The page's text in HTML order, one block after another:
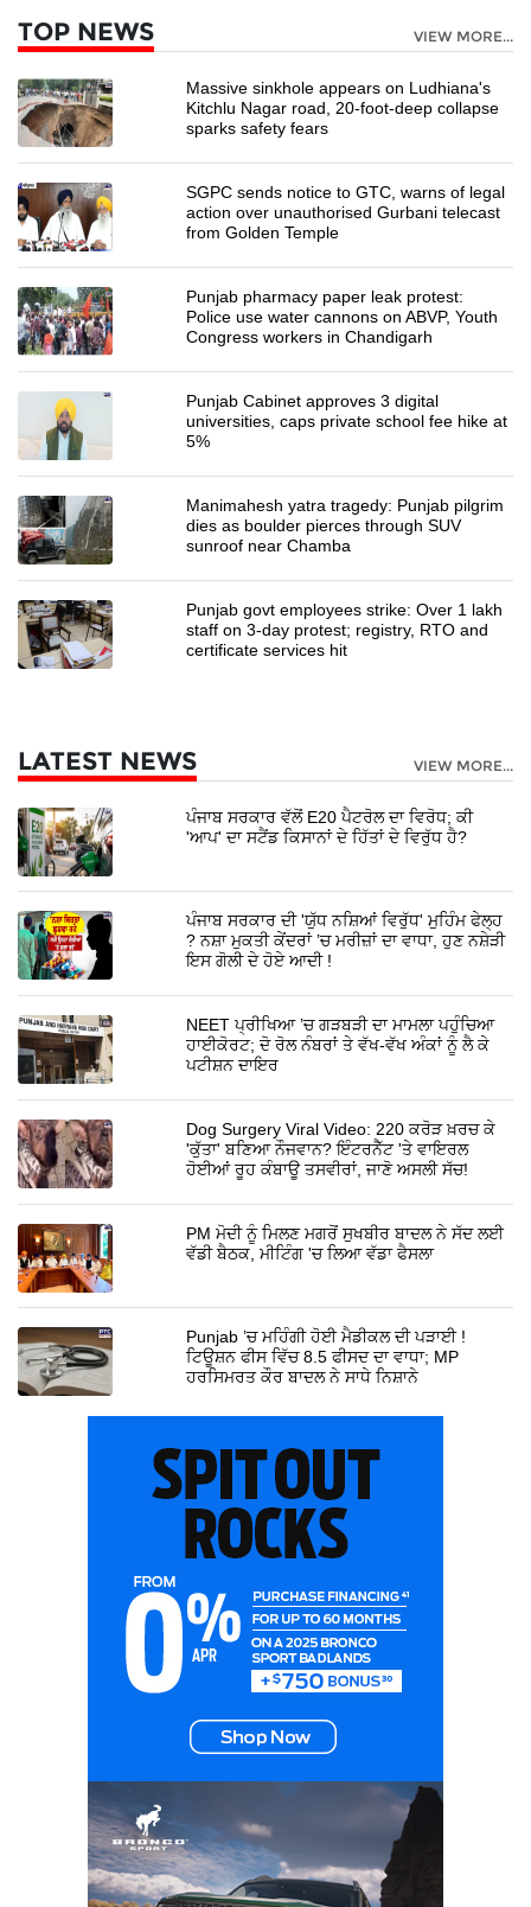
TOP NEWS VIEW MORE...
Massive sinkhole appears on Ludhiana's
Kitchlu Nagar road, 20-foot-deep collapse
sparks safety fears
SGPC sends notice to GTC, warns of legal
action over unauthorised Gurbani telecast
from Golden Temple
Punjab pharmacy paper leak protest:
Police use water cannons on ABVP, Youth
Congress workers in Chandigarh
Punjab Cabinet approves 3 digital
universities, caps private school fee hike at
5%
Manimahesh yatra tragedy: Punjab pilgrim
dies as boulder pierces through SUV
sunroof near Chamba
Punjab govt employees strike: Over 1 lakh
staff on 3-day protest; registry, RTO and
certificate services hit
LATEST NEWS VIEW MORE...
ਪੰਜਾਬ ਸਰਕਾਰ ਵੱਲੋਂ E20 ਪੈਟਰੋਲ ਦਾ ਵਿਰੋਧ; ਕੀ
'ਆਪ' ਦਾ ਸਟੈਂਡ ਕਿਸਾਨਾਂ ਦੇ ਹਿੱਤਾਂ ਦੇ ਵਿਰੁੱਧ ਹੈ?
ਪੰਜਾਬ ਸਰਕਾਰ ਦੀ 'ਯੁੱਧ ਨਸ਼ਿਆਂ ਵਿਰੁੱਧ' ਮੁਹਿੰਮ ਫੇਲ੍ਹ
? ਨਸ਼ਾ ਮੁਕਤੀ ਕੇਂਦਰਾਂ ’ਚ ਮਰੀਜ਼ਾਂ ਦਾ ਵਾਧਾ, ਹੁਣ ਨਸ਼ੇੜੀ
ਇਸ ਗੋਲੀ ਦੇ ਹੋਏ ਆਦੀ !
NEET ਪ੍ਰੀਖਿਆ ’ਚ ਗੜਬੜੀ ਦਾ ਮਾਮਲਾ ਪਹੁੰਚਿਆ
ਹਾਈਕੋਰਟ; ਦੋ ਰੋਲ ਨੰਬਰਾਂ ਤੇ ਵੱਖ-ਵੱਖ ਅੰਕਾਂ ਨੂੰ ਲੈ ਕੇ
ਪਟੀਸ਼ਨ ਦਾਇਰ
Dog Surgery Viral Video: 220 ਕਰੋੜ ਖ਼ਰਚ ਕੇ
'ਕੁੱਤਾ' ਬਣਿਆ ਨੌਜਵਾਨ? ਇੰਟਰਨੈੱਟ 'ਤੇ ਵਾਇਰਲ
ਹੋਈਆਂ ਰੂਹ ਕੰਬਾਊ ਤਸਵੀਰਾਂ, ਜਾਣੋ ਅਸਲੀ ਸੱਚ!
PM ਮੋਦੀ ਨੂੰ ਮਿਲਣ ਮਗਰੋਂ ਸੁਖਬੀਰ ਬਾਦਲ ਨੇ ਸੱਦ ਲਈ
ਵੱਡੀ ਬੈਠਕ, ਮੀਟਿੰਗ 'ਚ ਲਿਆ ਵੱਡਾ ਫੈਸਲਾ
Punjab ’ਚ ਮਹਿੰਗੀ ਹੋਈ ਮੈਡੀਕਲ ਦੀ ਪੜਾਈ !
ਟਿਊਸ਼ਨ ਫੀਸ ਵਿੱਚ 8.5 ਫੀਸਦ ਦਾ ਵਾਧਾ; MP
ਹਰਸਿਮਰਤ ਕੌਰ ਬਾਦਲ ਨੇ ਸਾਧੇ ਨਿਸ਼ਾਨੇ